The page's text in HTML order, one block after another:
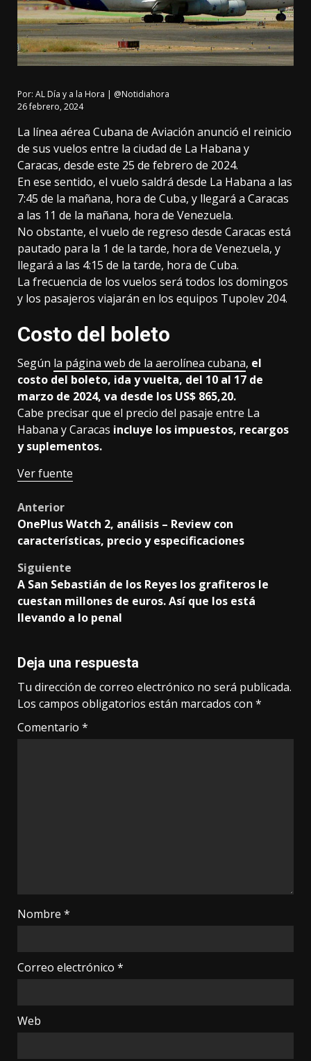
Por: AL Día y a la Hora | @Notidiahora
26 febrero, 2024
La línea aérea Cubana de Aviación anunció el reinicio
de sus vuelos entre la ciudad de La Habana y
Caracas, desde este 25 de febrero de 2024.
En ese sentido, el vuelo saldrá desde La Habana a las
7:45 de la mañana, hora de Cuba, y llegará a Caracas
a las 11 de la mañana, hora de Venezuela.
No obstante, el vuelo de regreso desde Caracas está
pautado para la 1 de la tarde, hora de Venezuela, y
llegará a las 4:15 de la tarde, hora de Cuba.
La frecuencia de los vuelos será todos los domingos
y los pasajeros viajarán en los equipos Tupolev 204.
Costo del boleto
Según la página web de la aerolínea cubana, el
costo del boleto, ida y vuelta, del 10 al 17 de
marzo de 2024, va desde los US$ 865,20.
Cabe precisar que el precio del pasaje entre La
Habana y Caracas incluye los impuestos, recargos
y suplementos.
Ver fuente
Post
navigation
Anterior
OnePlus Watch 2, análisis – Review con
características, precio y especificaciones
Siguiente
A San Sebastián de los Reyes los grafiteros le
cuestan millones de euros. Así que los está
llevando a lo penal
Deja una respuesta
Tu dirección de correo electrónico no será publicada.
Los campos obligatorios están marcados con *
Comentario *
Nombre *
Correo electrónico *
Web